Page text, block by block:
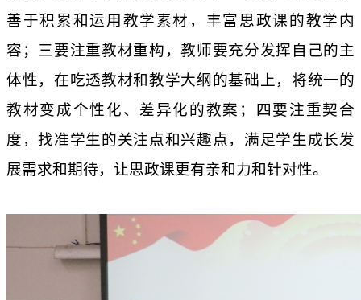
善于积累和运用教学素材，丰富思政课的教学内
容；三要注重教材重构，教师要充分发挥自己的主
体性，在吃透教材和教学大纲的基础上，将统一的
教材变成个性化、差异化的教案；四要注重契合
度，找准学生的关注点和兴趣点，满足学生成长发
展需求和期待，让思政课更有亲和力和针对性。